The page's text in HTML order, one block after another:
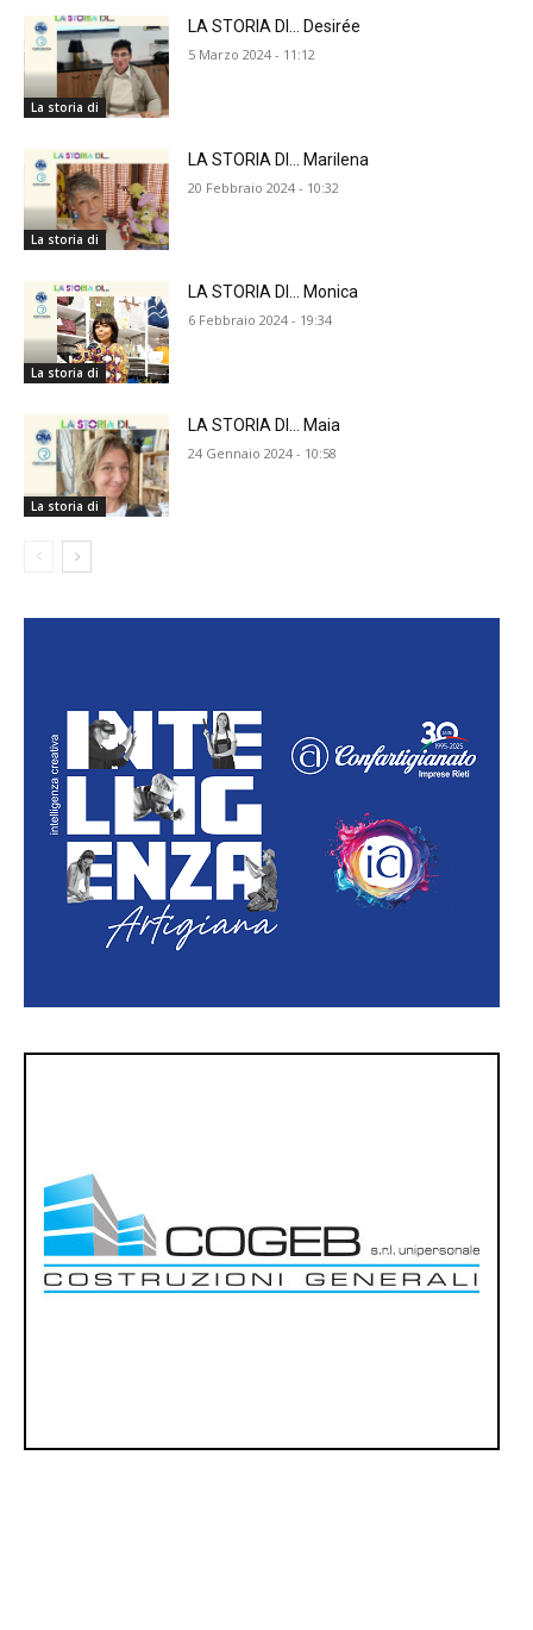
La storia di
LA STORIA DI… Desirée
5 Marzo 2024 - 11:12
La storia di
LA STORIA DI… Marilena
20 Febbraio 2024 - 10:32
La storia di
LA STORIA DI… Monica
6 Febbraio 2024 - 19:34
La storia di
LA STORIA DI… Maia
24 Gennaio 2024 - 10:58